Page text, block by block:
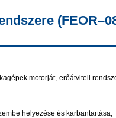
motorját, erőátviteli
helyezése és karbantartása;